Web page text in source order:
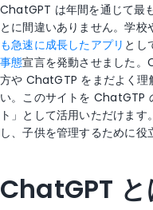
ChatGPT は年間を通じて最
とに間違いありません。学校
も急速に成長したアプリ とし
事態宣言を発動させました
方や ChatGTP をまだよく理
い。このサイトを ChatGTP
ト」として活用いただけま
し、子供を管理するために役
ChatGPT と